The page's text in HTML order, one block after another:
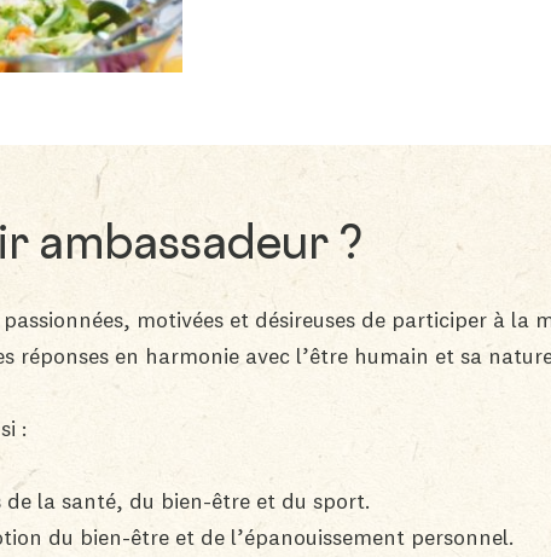
ambassadeur ?
motivées et désireuses de participer à la
réponses en harmonie avec l’être humain et sa
:
de la santé, du bien-être et du sport.
du bien-être et de l’épanouissement personnel.